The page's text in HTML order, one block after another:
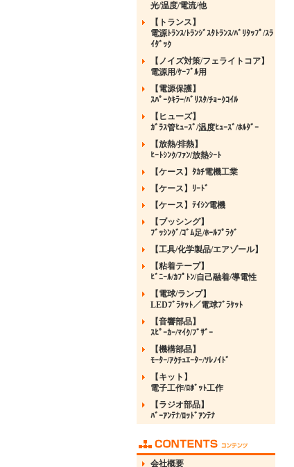
光/温度/電流/他
【トランス】
電源ﾄﾗﾝｽ/ﾄﾗﾝｼﾞｽﾀﾄﾗﾝｽ/ﾊﾞﾘﾀｯﾌﾟ/ｽﾗ
ｲﾀﾞｯｸ
【ノイズ対策/フェライトコア】
電源用/ｹｰﾌﾞﾙ用
【電源保護】
ｽﾊﾟｰｸｷﾗｰ/ﾊﾞﾘｽﾀ/ﾁｮｰｸｺｲﾙ
【ヒューズ】
ｶﾞﾗｽ管ﾋｭｰｽﾞ/温度ﾋｭｰｽﾞ/ﾎﾙﾀﾞｰ
【放熱/排熱】
ﾋｰﾄｼﾝｸ/ﾌｧﾝ/放熱ｼｰﾄ
【ケース】ﾀｶﾁ電機工業
【ケース】ﾘｰﾄﾞ
【ケース】ﾃｲｼﾝ電機
【ブッシング】
ﾌﾞｯｼﾝｸﾞ/ｺﾞﾑ足/ﾎｰﾙﾌﾟﾗｸﾞ
【工具/化学製品/エアゾール】
【粘着テープ】
ﾋﾞﾆｰﾙ/ｶﾌﾟﾄﾝ/自己融着/導電性
【電球/ランプ】
LEDﾌﾞﾗｹｯﾄ／電球ﾌﾞﾗｹｯﾄ
【音響部品】
ｽﾋﾟｰｶｰ/ﾏｲｸ/ﾌﾞｻﾞｰ
【機構部品】
ﾓｰﾀｰ/ｱｸﾁｭｴｰﾀｰ/ｿﾚﾉｲﾄﾞ
【キット】
電子工作/ﾛﾎﾞｯﾄ工作
【ラジオ部品】
ﾊﾞｰｱﾝﾃﾅ/ﾛｯﾄﾞｱﾝﾃﾅ
会社概要